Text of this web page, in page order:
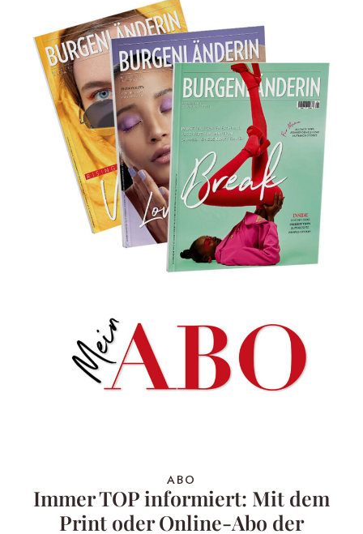
ABO
Immer TOP informiert: Mit dem
Print oder Online-Abo der